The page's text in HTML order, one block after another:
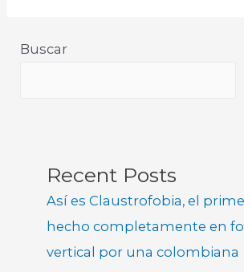
Buscar
Recent Posts
Así es Claustrofobia, el
hecho completamente en
vertical por una colombiana